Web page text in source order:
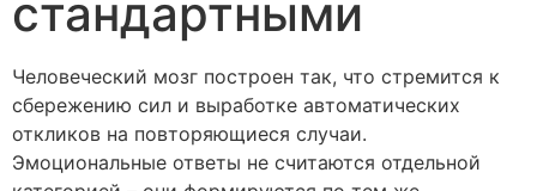
стандартными
Человеческий мозг построен так, что стремится к
сбережению сил и выработке автоматических
откликов на повторяющиеся случаи.
Эмоциональные ответы не считаются отдельной